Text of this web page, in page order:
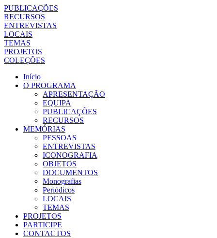
PUBLICAÇÕES
RECURSOS
ENTREVISTAS
LOCAIS
TEMAS
PROJETOS
COLEÇÕES
Início
O PROGRAMA
APRESENTAÇÃO
EQUIPA
PUBLICAÇÕES
RECURSOS
MEMÓRIAS
PESSOAS
ENTREVISTAS
ICONOGRAFIA
OBJETOS
DOCUMENTOS
Monografias
Periódicos
LOCAIS
TEMAS
PROJETOS
PARTICIPE
CONTACTOS